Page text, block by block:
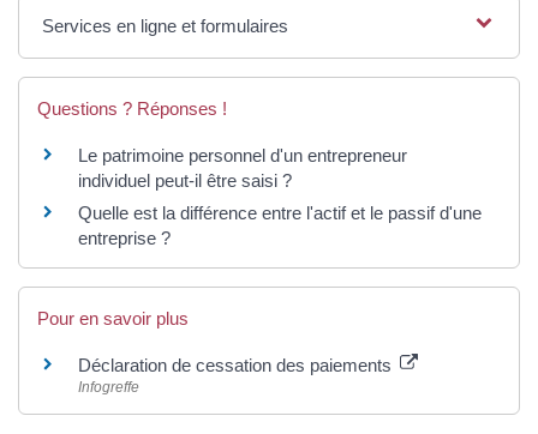
Services en ligne et formulaires
Questions ? Réponses !
Le patrimoine personnel d'un entrepreneur
individuel peut-il être saisi ?
Quelle est la différence entre l'actif et le passif d'une
entreprise ?
Pour en savoir plus
Déclaration de cessation des paiements
Infogreffe